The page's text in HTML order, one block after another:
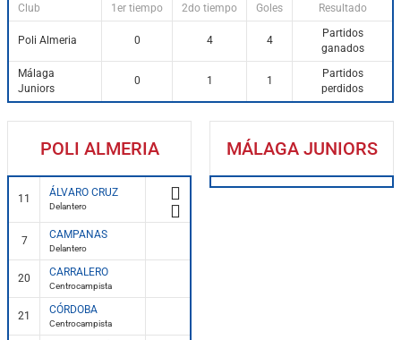
Club 1er tiempo 2do tiempo Goles Resultado
Poli Almeria 0 4 4
Partidos
ganados
Málaga
Juniors
0 1 1
Partidos
perdidos
POLI ALMERIA
11 ÁLVARO CRUZ
Delantero
7 CAMPANAS
Delantero
20 CARRALERO
Centrocampista
21 CÓRDOBA
Centrocampista
MÁLAGA JUNIORS